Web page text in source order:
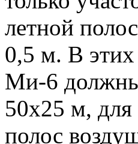
летной
0,5 м. В
Ми-6
50x25 м,
полос